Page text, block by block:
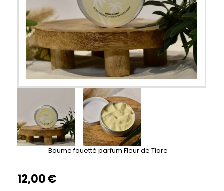
Baume fouetté parfum Fleur de Tiare
12,00€